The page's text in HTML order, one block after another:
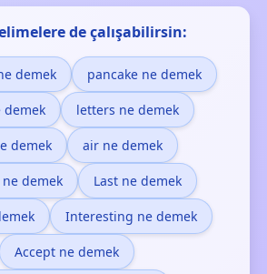
de çalışabilirsin:
demek pancake ne demek
demek letters ne demek
demek air ne demek
demek Last ne demek
Interesting ne demek
Accept ne demek